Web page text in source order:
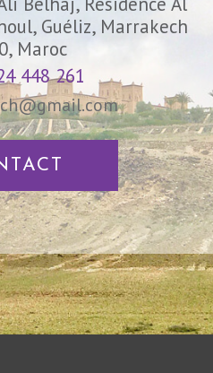
Guéliz, Marrakech
Maroc
448 261